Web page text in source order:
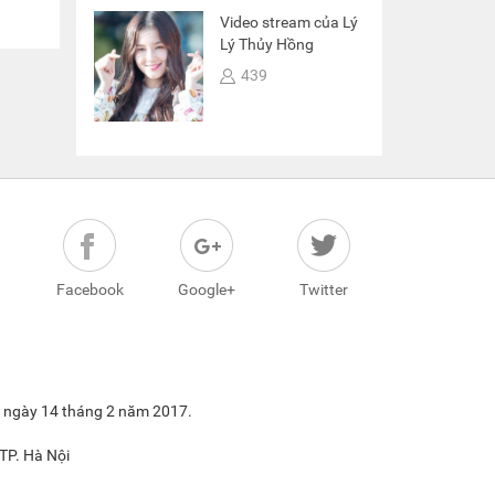
Video stream của Lý
Lý Thủy Hồng
439
Facebook Google+ Twitter
14 tháng 2 năm 2017.
Hà Nội